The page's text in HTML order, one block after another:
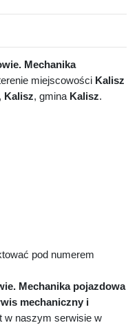
Mechanika
miejscowości Kalisz
Kalisz, gmina Kalisz.
pod numerem
Mechanika pojazdowa
mechaniczny i
w naszym serwisie w